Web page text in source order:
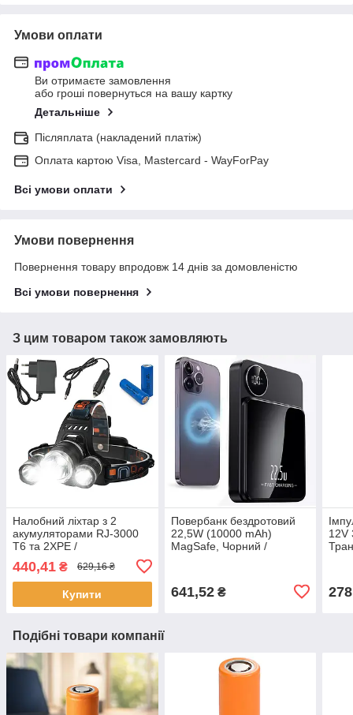
Умови оплати
Ви отримаєте замовлення
або гроші повернуться на вашу картку
Детальніше
Післяплата (накладений платіж)
Оплата картою Visa, Mastercard - WayForPay
Всі умови оплати
Умови повернення
Повернення товару впродовж 14 днів за домовленістю
Всі умови повернення
З цим товаром також замовляють
Налобний ліхтар з 2
акумуляторами RJ-3000
Т6 та 2XPE /
акумуляторний ліхтарик
на голову
440,41 ₴ 629,16 ₴
Купити
Повербанк бездротовий
22,5W (10000 mAh)
MagSafe, Чорний /
641,52₴
12V
Подібні товари компанії